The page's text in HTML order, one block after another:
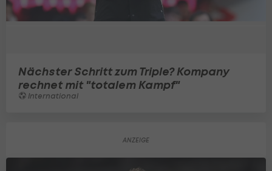
Nächster Schritt zum Triple? Kompany
rechnet mit "totalem Kampf"
International